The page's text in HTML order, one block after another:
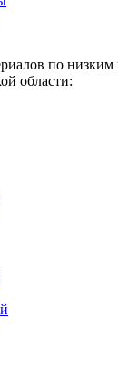
по низким
области: